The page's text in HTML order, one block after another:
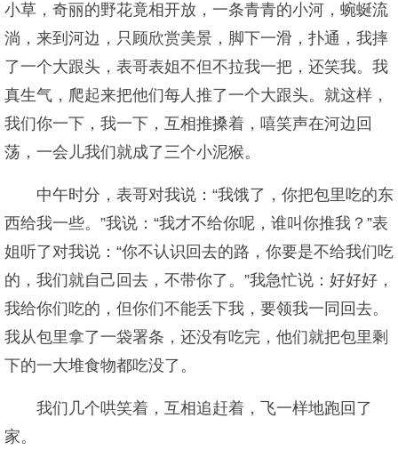
小草，奇丽的野花竟相开放，一条青青的小河，蜿蜒流
淌，来到河边，只顾欣赏美景，脚下一滑，扑通，我摔
了一个大跟头，表哥表姐不但不拉我一把，还笑我。我
真生气，爬起来把他们每人推了一个大跟头。就这样，
我们你一下，我一下，互相推搡着，嘻笑声在河边回
荡，一会儿我们就成了三个小泥猴。
中午时分，表哥对我说：“我饿了，你把包里吃的东
西给我一些。”我说：“我才不给你呢，谁叫你推我？”表
姐听了对我说：“你不认识回去的路，你要是不给我们吃
的，我们就自己回去，不带你了。”我急忙说：好好好，
我给你们吃的，但你们不能丢下我，要领我一同回去。
我从包里拿了一袋署条，还没有吃完，他们就把包里剩
下的一大堆食物都吃没了。
我们几个哄笑着，互相追赶着，飞一样地跑回了
家。